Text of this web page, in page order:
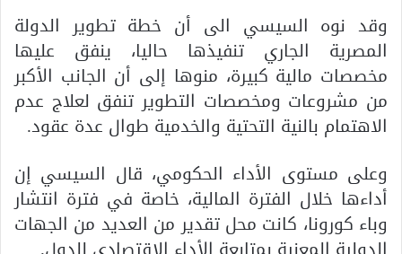
وقد نوه السيسي الى أن خطة تطوير الدولة
المصرية الجاري تنفيذها حاليا، ينفق عليها
مخصصات مالية كبيرة، منوها إلى أن الجانب الأكبر
من مشروعات ومخصصات التطوير تنفق لعلاج عدم
الاهتمام بالنية التحتية والخدمية طوال عدة عقود.
وعلى مستوى الأداء الحكومي، قال السيسي إن
أداءها خلال الفترة المالية، خاصة في فترة انتشار
وباء كورونا، كانت محل تقدير من العديد من الجهات